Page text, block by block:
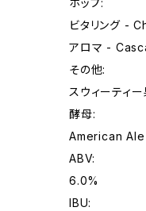
ホップ:
ビタリング -
アロマ -
その他:
スウィーティー
酵母:
American Ale
ABV:
6.0%
IBU: